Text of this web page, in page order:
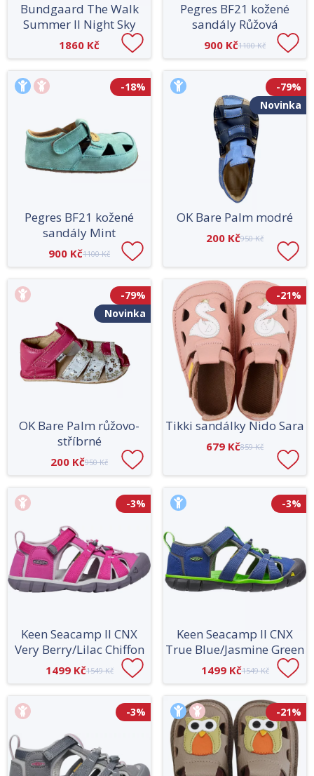
Bundgaard The Walk
Summer II Night Sky
1860 Kč
Pegres BF21 kožené
sandály Růžová
900 Kč1100 Kč
Pegres BF21 kožené
sandály Mint
-18%
900 Kč1100 Kč
OK Bare Palm modré
-79%
Novinka
200 Kč950 Kč
OK Bare Palm růžovo-
stříbrné
-79%
Novinka
200 Kč950 Kč
Tikki sandálky Nido Sara
-21%
679 Kč859 Kč
Keen Seacamp II CNX
Very Berry/Lilac Chiffon
-3%
1499 Kč1549 Kč
Keen Seacamp II CNX
True Blue/Jasmine Green
-3%
1499 Kč1549 Kč
-3% -21%